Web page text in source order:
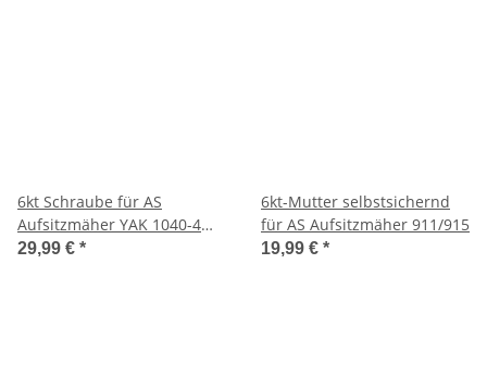
6kt Schraube für AS
Aufsitzmäher YAK 1040-4
WD
29,99 € *
6kt-Mutter selbstsichernd
für AS Aufsitzmäher 911/915
19,99 € *